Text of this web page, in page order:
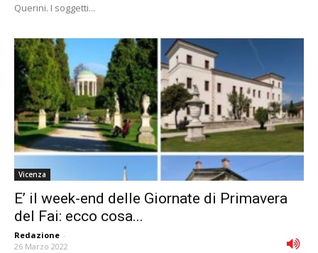
Querini. I soggetti...
Vicenza
E’ il week-end delle Giornate di Primavera
del Fai: ecco cosa...
Redazione -
26 Marzo 2022